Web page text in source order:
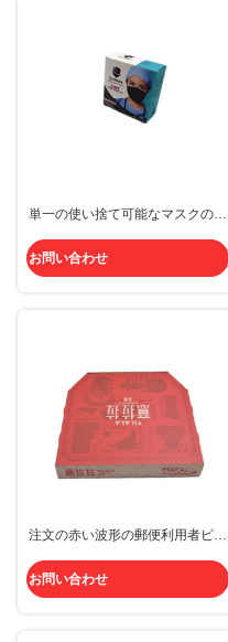
単一の使い捨て可能なマスクの柔
便利用者箱
お問い合わせ
注文の赤い波形の郵便利用者ピザ
お問い合わせ